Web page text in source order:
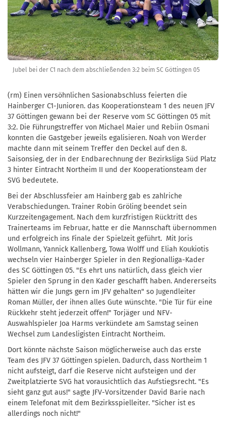
Jubel bei der C1 nach dem abschließenden 3:2 beim SC Göttingen 05
(rm) Einen versöhnlichen Sasionabschluss feierten die
Hainberger C1-Junioren. das Kooperationsteam 1 des neuen JFV
37 Göttingen gewann bei der Reserve vom SC Göttingen 05 mit
3:2. Die Führungstreffer von Michael Maier und Rebiin Osmani
konnten die Gastgeber jeweils egalisieren. Noah von Werder
machte dann mit seinem Treffer den Deckel auf den 8.
Saisonsieg, der in der Endbarechnung der Bezirksliga Süd Platz
3 hinter Eintracht Northeim II und der Kooperationsteam der
SVG bedeutete.
Bei der Abschlussfeier am Hainberg gab es zahlriche
Verabschiedungen. Trainer Robin Gröling beendet sein
Kurzzeitengagement. Nach dem kurzfristigen Rücktritt des
Trainerteams im Februar, hatte er die Mannschaft übernommen
und erfolgreich ins Finale der Spielzeit geführt. Mit Joris
Wollmann, Yannick Kallenberg, Towa Wolff und Eliah Koukiotis
wechseln vier Hainberger Spieler in den Regionalliga-Kader
des SC Göttingen 05. "Es ehrt uns natürlich, dass gleich vier
Spieler den Sprung in den Kader geschafft haben. Andererseits
hätten wir die Jungs gern im JFV gehalten" so Jugendleiter
Roman Müller, der ihnen alles Gute wünschte. "Die Tür für eine
Rückkehr steht jederzeit offen!" Torjäger und NFV-
Auswahlspieler Joa Harms verkündete am Samstag seinen
Wechsel zum Landesligisten Eintracht Northeim.
Dort könnte nächste Saison möglicherweise auch das erste
Team des JFV 37 Göttingen spielen. Dadurch, dass Northeim 1
nicht aufsteigt, darf die Reserve nicht aufsteigen und der
Zweitplatzierte SVG hat vorausichtlich das Aufstiegsrecht. "Es
sieht ganz gut aus!" sagte JFV-Vorsitzender David Barie nach
einem Telefonat mit dem Bezirksspielleiter. "Sicher ist es
allerdings noch nicht!"